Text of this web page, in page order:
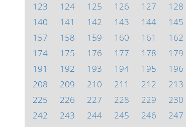
123
124 125 126 127 128
140
141 142 143 144 145
157
158 159 160 161 162
174
175 176 177 178 179
191
192 193 194 195 196
208
209 210 211 212 213
225
226 227 228 229 230
242
243 244 245 246 247